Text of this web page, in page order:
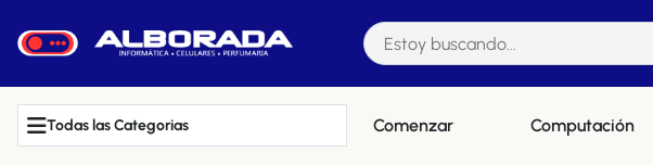
Todas las Categorias Comenzar Computación